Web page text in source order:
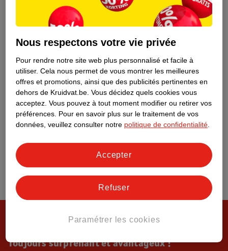
Toujours surprenant et avantageux !
Nous respectons votre vie privée
Pour rendre notre site web plus personnalisé et facile à
utiliser. Cela nous permet de vous montrer les meilleures
offres et promotions, ainsi que des publicités pertinentes en
dehors de Kruidvat.be. Vous décidez quels cookies vous
acceptez. Vous pouvez à tout moment modifier ou retirer vos
préférences. Pour en savoir plus sur le traitement de vos
données, veuillez consulter notre politique de confidentialité
Paramétrer les cookies
Refuser
Accepter